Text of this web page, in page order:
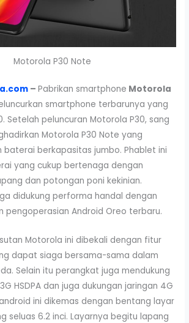
Motorola P30 Note
–Pabrikan smartphone Motorola
smartphone terbarunya yang
Setelah peluncuran Motorola P30, sang
Motorola P30 Note yang
berkapasitas jumbo. Phablet ini
yang cukup bertenaga dengan
dan potongan poni kekinian.
didukung performa handal dengan
pengoperasian Android Oreo terbaru.
Motorola ini dibekali dengan fitur
dapat siaga bersama-sama dalam
Selain itu perangkat juga mendukung
HSDPA dan juga dukungan jaringan 4G
ini dikemas dengan bentang layar
seluas 6.2 inci. Layarnya begitu lapang